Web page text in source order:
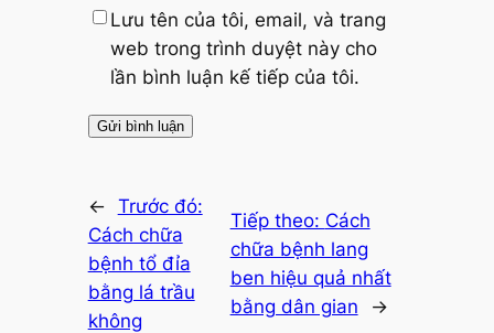
Lưu tên của tôi, email, và trang
web trong trình duyệt này cho
lần bình luận kế tiếp của tôi.
← Trước đó:
Cách chữa
bệnh tổ đỉa
bằng lá trầu
không
Tiếp theo: Cách
chữa bệnh lang
ben hiệu quả nhất
bằng dân gian
→